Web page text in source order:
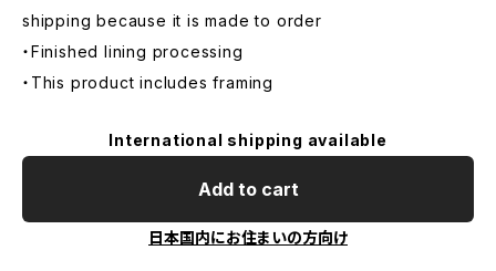
shipping because it is made to order
・Finished lining processing
・This product includes framing
International shipping available
Add to cart
日本国内にお住まいの方向け